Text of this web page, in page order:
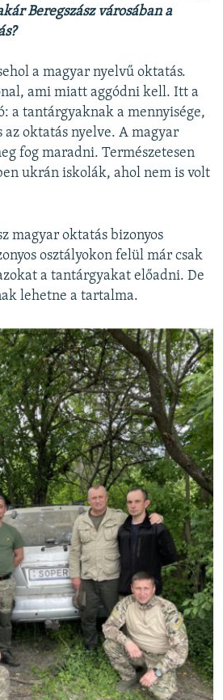
Beregszász városában a
a magyar nyelvű oktatás.
ami miatt aggódni kell. Itt a
a tantárgyaknak a mennyisége,
az oktatás nyelve. A magyar
fog maradni. Természetesen
ukrán iskolák, ahol nem is volt
magyar oktatás bizonyos
osztályokon felül már csak
a tantárgyakat előadni. De
lehetne a tartalma.